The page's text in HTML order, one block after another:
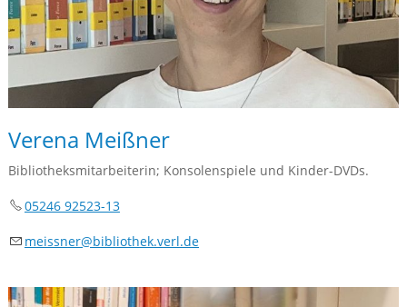
Verena Meißner
Bibliotheksmitarbeiterin; Konsolenspiele und Kinder-DVDs.
05246 92523-13
m ssn r b bl th k v rl d